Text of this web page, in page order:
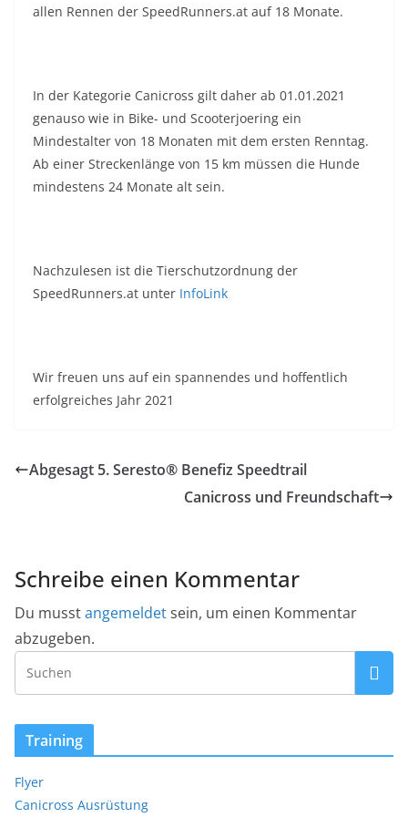
allen Rennen der SpeedRunners.at auf 18 Monate.
In der Kategorie Canicross gilt daher ab 01.01.2021
genauso wie in Bike- und Scooterjoering ein
Mindestalter von 18 Monaten mit dem ersten Renntag.
Ab einer Streckenlänge von 15 km müssen die Hunde
mindestens 24 Monate alt sein.
Nachzulesen ist die Tierschutzordnung der
SpeedRunners.at unter InfoLink
Wir freuen uns auf ein spannendes und hoffentlich
erfolgreiches Jahr 2021
Abgesagt 5. Seresto® Benefiz Speedtrail
Canicross und Freundschaft
Schreibe einen Kommentar
Du musstangemeldetsein, um einen Kommentar
abzugeben.
Training
Flyer
Canicross Ausrüstung